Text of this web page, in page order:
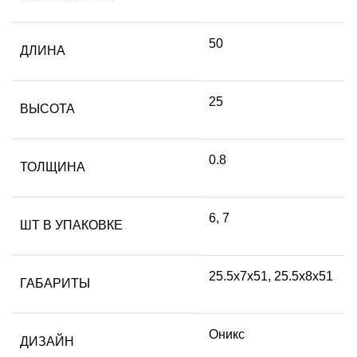
ДЛИНА
50
ВЫСОТА
25
ТОЛЩИНА
0.8
ШТ В УПАКОВКЕ
6, 7
ГАБАРИТЫ
25.5х7х51, 25.5х8х51
ДИЗАЙН
Оникс